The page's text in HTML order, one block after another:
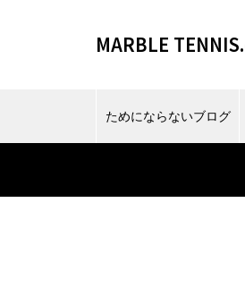
MARBLE
ためにならないブログ
ビ